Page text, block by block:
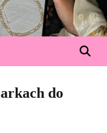
do